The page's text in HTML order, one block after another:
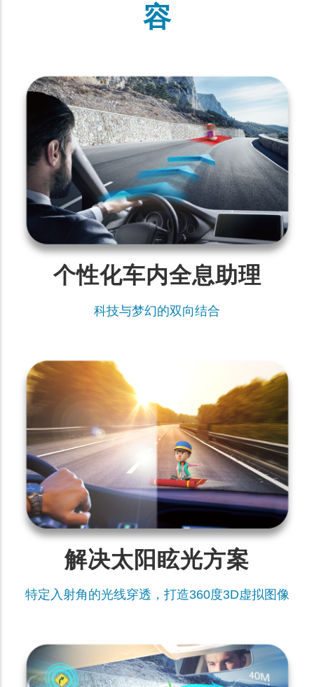
容
个性化车内全息助理
科技与梦幻的双向结合
解决太阳眩光方案
特定入射角的光线穿透，打造360度3D虚拟图像